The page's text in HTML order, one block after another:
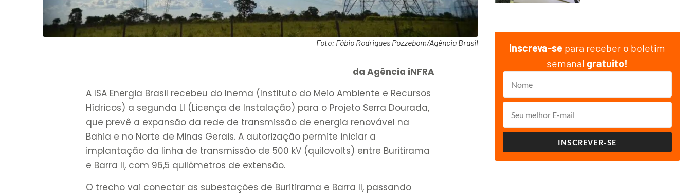
Foto: Fábio Rodrigues Pozzebom/Agência Brasil
da Agência iNFRA
A ISA Energia Brasil recebeu do Inema (Instituto do Meio Ambiente e Recursos
Hídricos) a segunda LI (Licença de Instalação) para o Projeto Serra Dourada,
que prevê a expansão da rede de transmissão de energia renovável na
Bahia e no Norte de Minas Gerais. A autorização permite iniciar a
implantação da linha de transmissão de 500 kV (quilovolts) entre Buritirama
e Barra II, com 96,5 quilômetros de extensão.
O trecho vai conectar as subestações de Buritirama e Barra II, passando
Inscreva-se para receber o boletim
semanalgratuito!
INSCREVER-SE